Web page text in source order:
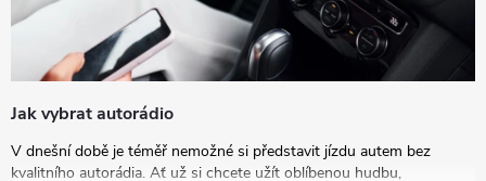
Jak vybrat autorádio
V dnešní době je téměř nemožné si představit jízdu autem bez
kvalitního autorádia. Ať už si chcete užít oblíbenou hudbu,